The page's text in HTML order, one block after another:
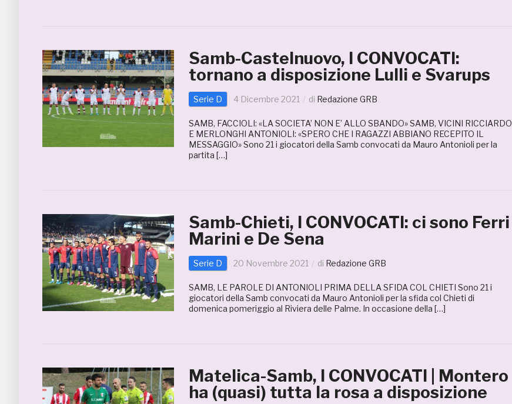
Samb-Castelnuovo, I CONVOCATI:
tornano a disposizione Lulli e Svarups
Serie D 4 Dicembre 2021 di Redazione GRB
SAMB, FACCIOLI: «LA SOCIETA’ NON E’ ALLO SBANDO» SAMB, VICINI RICCIARDO
E MERLONGHI ANTONIOLI: «SPERO CHE I RAGAZZI ABBIANO RECEPITO IL
MESSAGGIO» Sono 21 i giocatori della Samb convocati da Mauro Antonioli per la
partita […]
Samb-Chieti, I CONVOCATI: ci sono Ferri
Marini e De Sena
Serie D 20 Novembre 2021 di Redazione GRB
SAMB, LE PAROLE DI ANTONIOLI PRIMA DELLA SFIDA COL CHIETI Sono 21 i
giocatori della Samb convocati da Mauro Antonioli per la sfida col Chieti di
domenica pomeriggio al Riviera delle Palme. In occasione della […]
Matelica-Samb, I CONVOCATI | Montero
ha (quasi) tutta la rosa a disposizione